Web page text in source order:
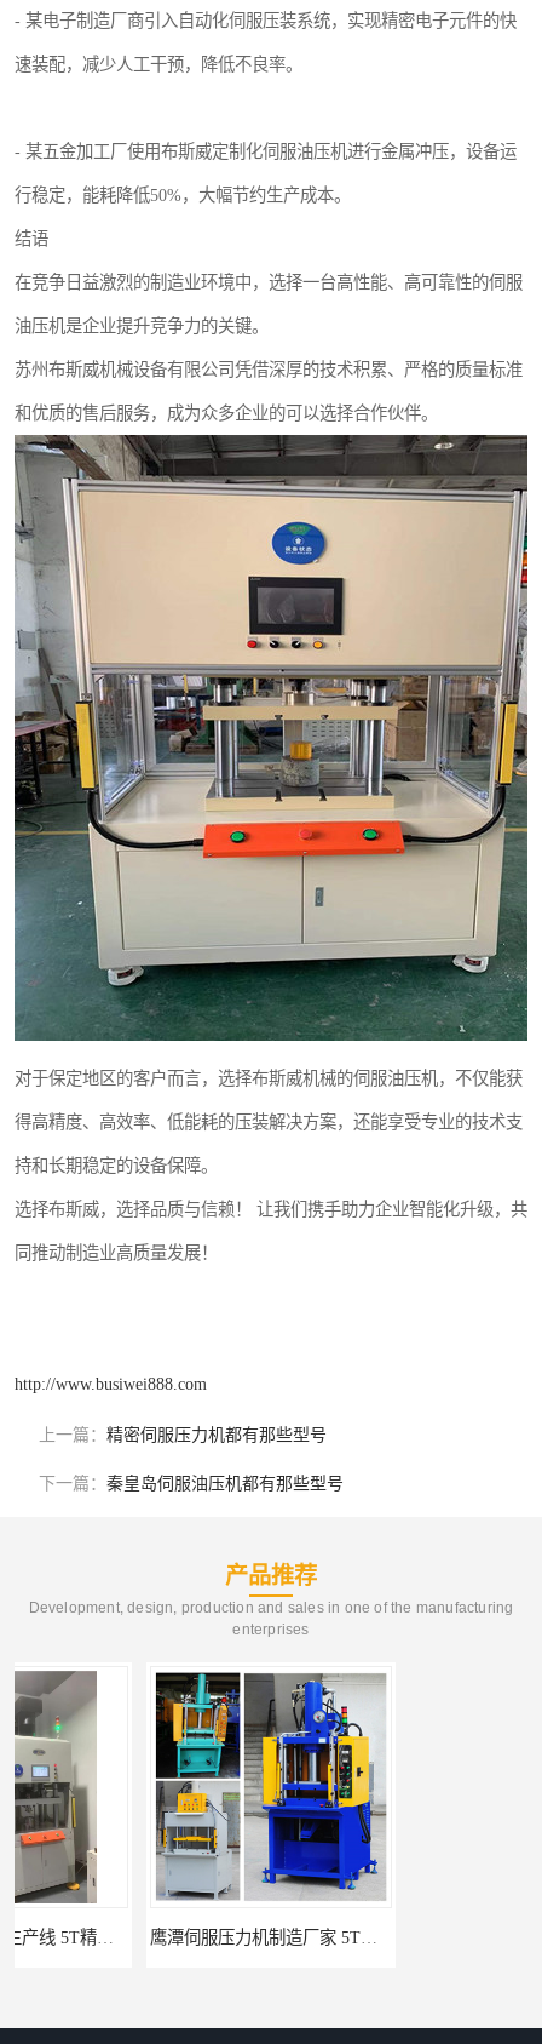
- 某电子制造厂商引入自动化伺服压装系统，实现精密电子元件的快
速装配，减少人工干预，降低不良率。
- 某五金加工厂使用布斯威定制化伺服油压机进行金属冲压，设备运
行稳定，能耗降低50%，大幅节约生产成本。
结语
在竞争日益激烈的制造业环境中，选择一台高性能、高可靠性的伺服
油压机是企业提升竞争力的关键。
苏州布斯威机械设备有限公司凭借深厚的技术积累、严格的质量标准
和优质的售后服务，成为众多企业的可以选择合作伙伴。
对于保定地区的客户而言，选择布斯威机械的伺服油压机，不仅能获
得高精度、高效率、低能耗的压装解决方案，还能享受专业的技术支
持和长期稳定的设备保障。
选择布斯威，选择品质与信赖！ 让我们携手助力企业智能化升级，共
同推动制造业高质量发展！
http://www.busiwei888.com
上一篇： 精密伺服压力机都有那些型号
下一篇： 秦皇岛伺服油压机都有那些型号
产品推荐
Development, design, production and sales in one of the manufacturing
enterprises
鹰潭伺服压力机制造厂家 5T精密伺服压力机 布斯威机械设备